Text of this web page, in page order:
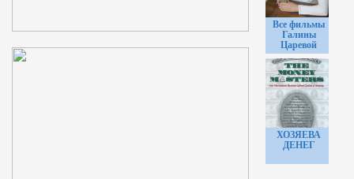
Все фильмы
Галины
Царевой
ХОЗЯЕВА
ДЕНЕГ